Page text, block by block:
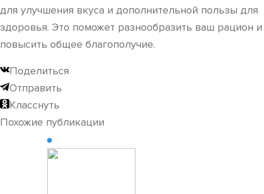
для улучшения вкуса и дополнительной пользы для
здоровья. Это поможет разнообразить ваш рацион и
повысить общее благополучие.
Поделиться
Отправить
Класснуть
Похожие публикации